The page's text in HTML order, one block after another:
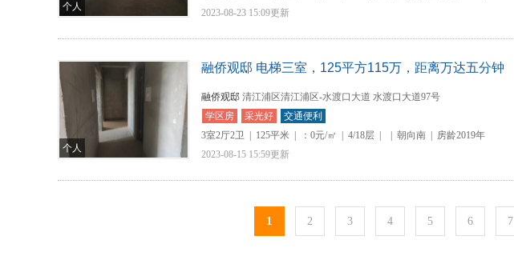
个人
2023-08-23 15:09更新
个人
融侨观邸 电梯三室，125平方115万，距离万达五分钟
融侨观邸 清江浦区清江浦区-水渡口大道 水渡口大道97号
学区房
采光好
交通便利
3室2厅2卫
125平米 ：0元/㎡ 4/18层 朝向南
房龄2019年
2023-08-15 15:59更新
1 2 3 4 5 6 7